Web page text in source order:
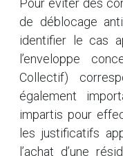
Pour éviter des
de déblocage
identifier le cas
l’enveloppe
Collectif)
également
impartis pour
les justificatifs
l’achat d’une